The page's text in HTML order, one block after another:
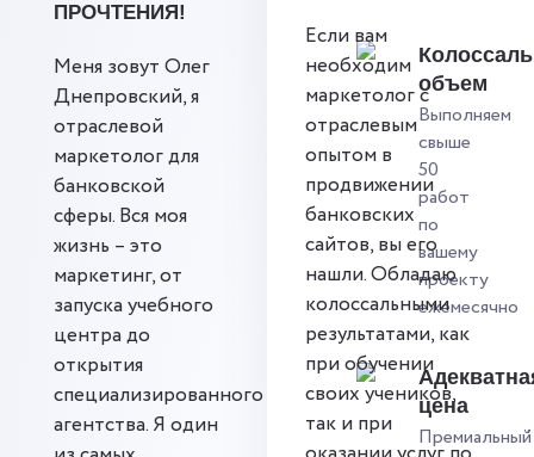
объем
Выполняем
свыше
50
работ
по
вашему
проекту
ежемесячно
цена
Премиальный
ПРОЧТЕНИЯ!
Меня зовут Олег
Днепровский, я
отраслевой
маркетолог для
банковской
сферы. Вся моя
жизнь – это
маркетинг, от
запуска учебного
центра до
открытия
специализированного
агентства. Я один
Если вам
необходим
маркетолог с
отраслевым
опытом в
продвижении
банковских
сайтов, вы его
нашли. Обладаю
колоссальными
результатами, как
при обучении
своих учеников,
так и при